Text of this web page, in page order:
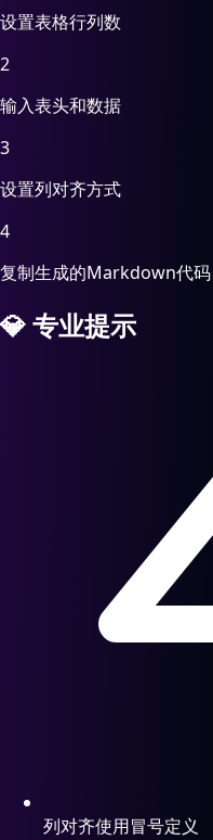
设置表格行列数
2
输入表头和数据
3
设置列对齐方式
4
复制生成的Markdown代码
💎专业提示
列对齐使用冒号定义